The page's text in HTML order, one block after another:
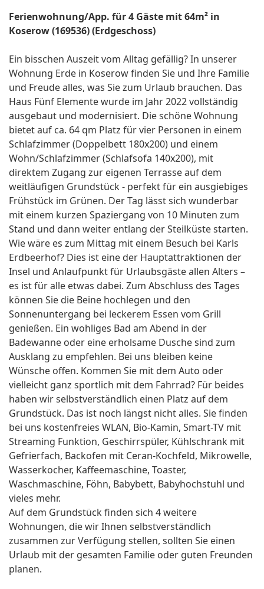
Ferienwohnung/App. für 4 Gäste mit 64m² in
Koserow (169536) (Erdgeschoss)
Ein bisschen Auszeit vom Alltag gefällig? In unserer
Wohnung Erde in Koserow finden Sie und Ihre Familie
und Freude alles, was Sie zum Urlaub brauchen. Das
Haus Fünf Elemente wurde im Jahr 2022 vollständig
ausgebaut und modernisiert. Die schöne Wohnung
bietet auf ca. 64 qm Platz für vier Personen in einem
Schlafzimmer (Doppelbett 180x200) und einem
Wohn/Schlafzimmer (Schlafsofa 140x200), mit
direktem Zugang zur eigenen Terrasse auf dem
weitläufigen Grundstück - perfekt für ein ausgiebiges
Frühstück im Grünen. Der Tag lässt sich wunderbar
mit einem kurzen Spaziergang von 10 Minuten zum
Stand und dann weiter entlang der Steilküste starten.
Wie wäre es zum Mittag mit einem Besuch bei Karls
Erdbeerhof? Dies ist eine der Hauptattraktionen der
Insel und Anlaufpunkt für Urlaubsgäste allen Alters –
es ist für alle etwas dabei. Zum Abschluss des Tages
können Sie die Beine hochlegen und den
Sonnenuntergang bei leckerem Essen vom Grill
genießen. Ein wohliges Bad am Abend in der
Badewanne oder eine erholsame Dusche sind zum
Ausklang zu empfehlen. Bei uns bleiben keine
Wünsche offen. Kommen Sie mit dem Auto oder
vielleicht ganz sportlich mit dem Fahrrad? Für beides
haben wir selbstverständlich einen Platz auf dem
Grundstück. Das ist noch längst nicht alles. Sie finden
bei uns kostenfreies WLAN, Bio-Kamin, Smart-TV mit
Streaming Funktion, Geschirrspüler, Kühlschrank mit
Gefrierfach, Backofen mit Ceran-Kochfeld, Mikrowelle,
Wasserkocher, Kaffeemaschine, Toaster,
Waschmaschine, Föhn, Babybett, Babyhochstuhl und
vieles mehr.
Auf dem Grundstück finden sich 4 weitere
Wohnungen, die wir Ihnen selbstverständlich
zusammen zur Verfügung stellen, sollten Sie einen
Urlaub mit der gesamten Familie oder guten Freunden
planen.